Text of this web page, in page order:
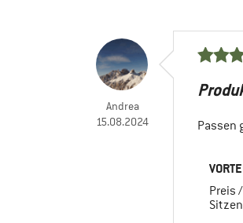
Andrea
15.08.2024
Passen
Preis